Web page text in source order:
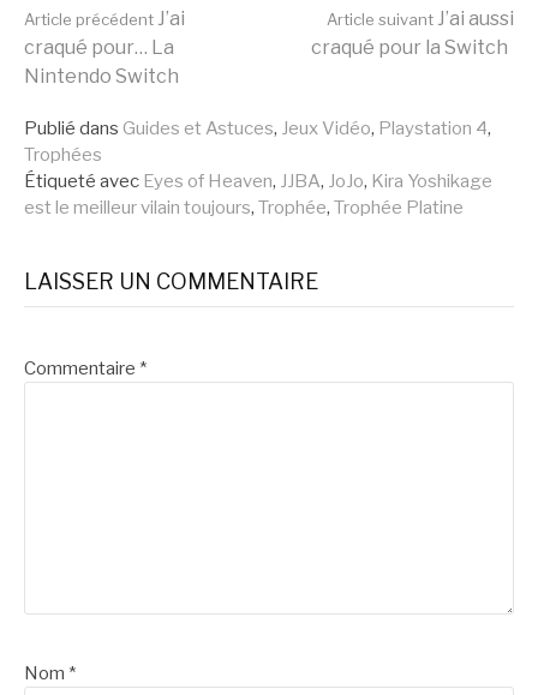
Lire
la
suite
Article précédent J’ai
craqué pour… La
Nintendo Switch
Article suivant J’ai aussi
craqué pour la Switch
Publié dans Guides et Astuces, Jeux Vidéo, Playstation 4,
Trophées
Étiqueté avec Eyes of Heaven, JJBA, JoJo, Kira Yoshikage
est le meilleur vilain toujours, Trophée, Trophée Platine
LAISSER UN COMMENTAIRE
Commentaire *
Nom *